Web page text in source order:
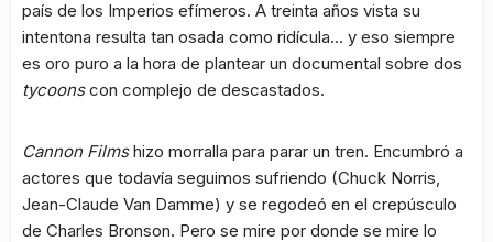
país de los Imperios efímeros. A treinta años vista su
intentona resulta tan osada como ridícula… y eso siempre
es oro puro a la hora de plantear un documental sobre dos
tycoonscon complejo de descastados.
Cannon Filmshizo morralla para parar un tren. Encumbró a
actores que todavía seguimos sufriendo (Chuck Norris,
Jean-Claude Van Damme) y se regodeó en el crepúsculo
de Charles Bronson. Pero se mire por donde se mire lo